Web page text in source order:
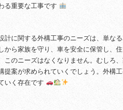
る重要な工事です
計に関する外構工事のニーズは、単な
から家族を守り、車を安全に保管し、
このニーズはなくなりません。むしろ
提案が求められていくでしょう。外構
いく存在です